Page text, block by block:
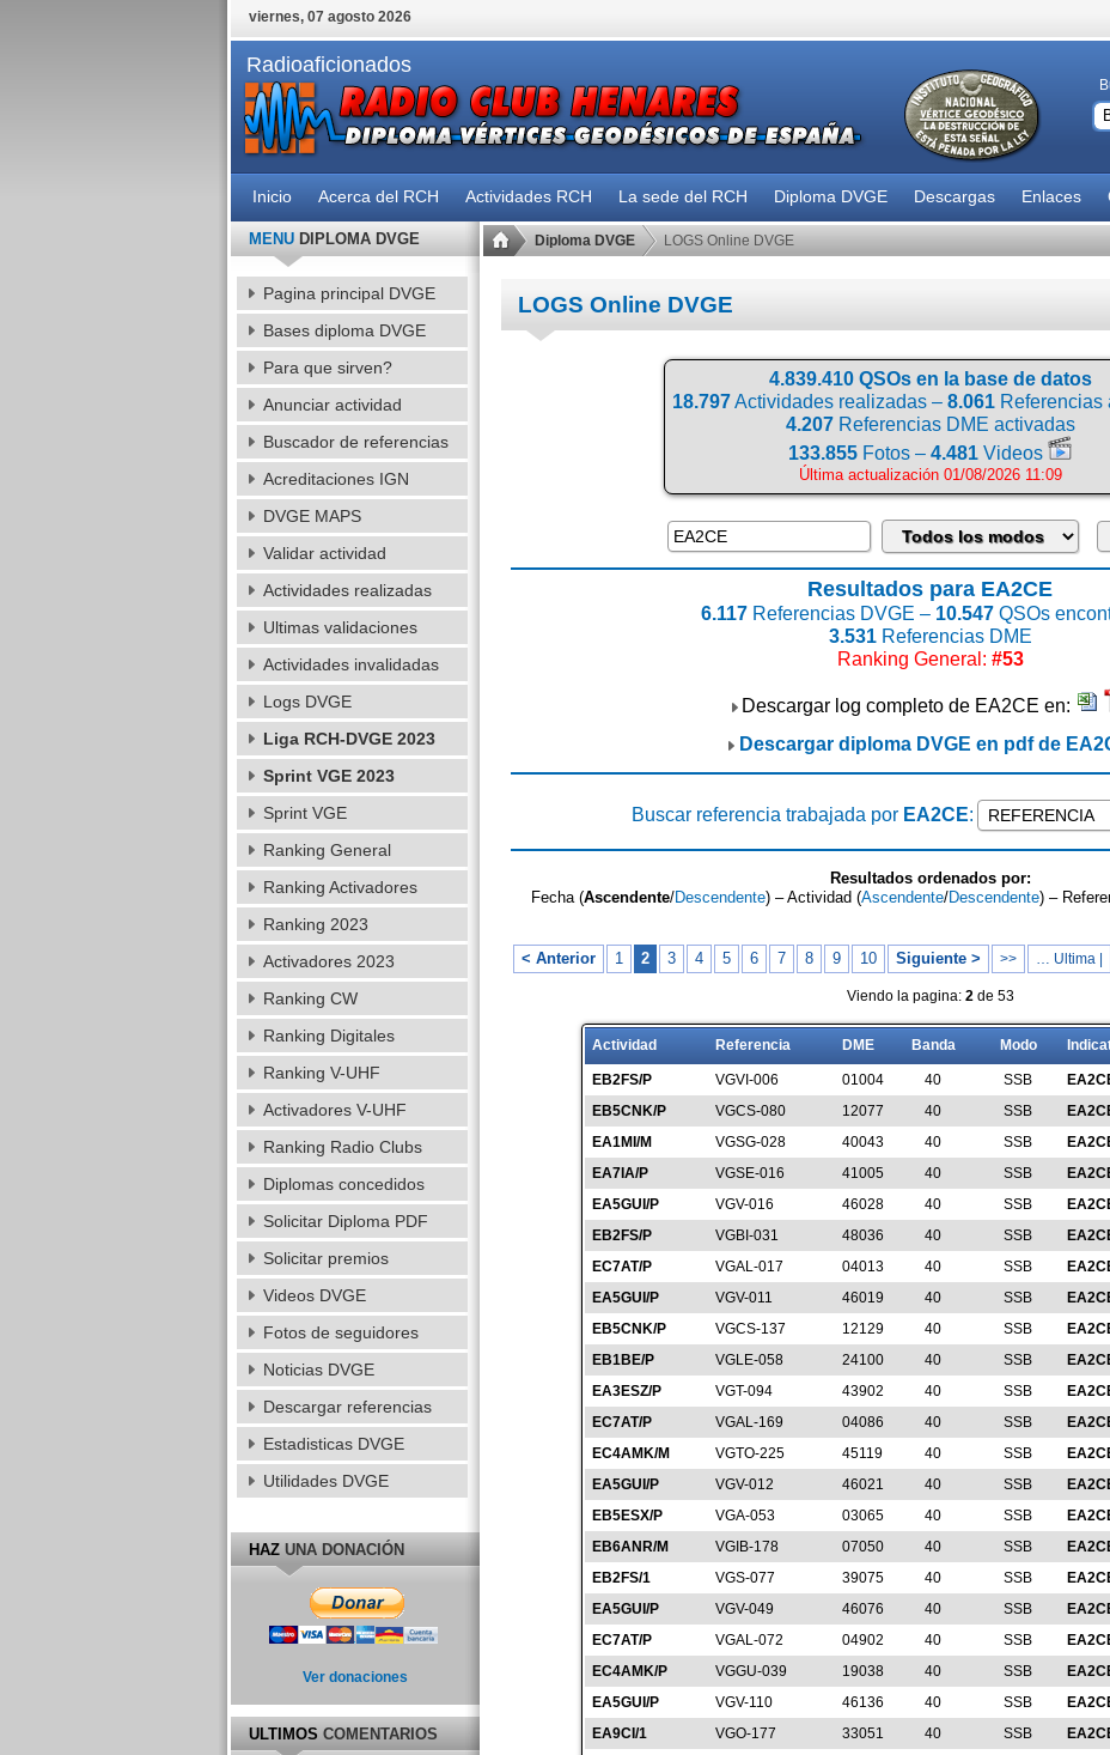
viernes, 07 agosto 2026
Radioaficionados
Inicio Acerca del RCH Actividades RCH La sede del RCH Diploma DVGE Descargas Enlaces
Diploma DVGE LOGS Online DVGE
LOGS Online DVGE
4.839.410 QSOs en la base de datos
18.797Actividades realizadas – 8.061Referencias
4.207Referencias DME activadas
133.855 Fotos – 4.481 Videos
Última actualización 01/08/2026 11:09
Resultados para EA2CE
6.117Referencias DVGE – 10.547QSOs
3.531Referencias DME
Ranking General: #53
Descargar log completo de EA2CE en:
Descargar diploma DVGE en pdf de
Buscar referencia trabajada por EA2CE:
Resultados ordenados por:
Fecha (Ascendente/Descendente) – Actividad (Ascendente/Descendente) –
< Anterior 1 2 3 4 5 6 7 8 9 10 Siguiente > >> … Ultima |
Viendo la pagina: 2de 53
Actividad Referencia DME Banda Modo
EB2FS/P VGVI-006 01004 40 SSB
EB5CNK/P
VGCS-080 12077 40 SSB
EA1MI/M
VGSG-028 40043 40 SSB
EA7IA/P
VGSE-016 41005 40 SSB
EA5GUI/P
VGV-016 46028 40 SSB
EB2FS/P
VGBI-031 48036 40 SSB
EC7AT/P
VGAL-017 04013 40 SSB
EA5GUI/P
VGV-011 46019 40 SSB
EB5CNK/P
VGCS-137 12129 40 SSB
EB1BE/P
VGLE-058 24100 40 SSB
EA3ESZ/P
VGT-094 43902 40 SSB
EC7AT/P
VGAL-169 04086 40 SSB
EC4AMK/M
VGTO-225 45119 40 SSB
EA5GUI/P
VGV-012 46021 40 SSB
EB5ESX/P
VGA-053 03065 40 SSB
EB6ANR/M
VGIB-178 07050 40 SSB
EB2FS/1
VGS-077 39075 40 SSB
EA5GUI/P
VGV-049 46076 40 SSB
EC7AT/P
VGAL-072 04902 40 SSB
EC4AMK/P
VGGU-039 19038 40 SSB
EA5GUI/P
VGV-110 46136 40 SSB
EA9CI/1
VGO-177 33051 40 SSB
MENUDIPLOMA DVGE
Pagina principal DVGE
Bases diploma DVGE
Para que sirven?
Anunciar actividad
Buscador de referencias
Acreditaciones IGN
DVGE MAPS
Validar actividad
Actividades realizadas
Ultimas validaciones
Actividades invalidadas
Logs DVGE
Liga RCH-DVGE 2023
Sprint VGE 2023
Sprint VGE
Ranking General
Ranking Activadores
Ranking 2023
Activadores 2023
Ranking CW
Ranking Digitales
Ranking V-UHF
Activadores V-UHF
Ranking Radio Clubs
Diplomas concedidos
Solicitar Diploma PDF
Solicitar premios
Videos DVGE
Fotos de seguidores
Noticias DVGE
Descargar referencias
Estadisticas DVGE
Utilidades DVGE
HAZUNA DONACIÓN
Ver donaciones
ULTIMOSCOMENTARIOS